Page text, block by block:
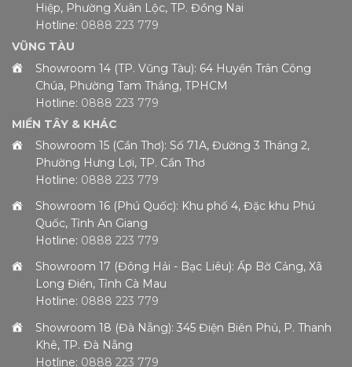
Hiệp, Phường Xuân Lộc, TP. Đồng Nai
Hotline: 0888 223 779
VŨNG TÀU
Showroom 14 (TP. Vũng Tàu): 64 Huyền Trân Công
Chúa, Phường Tam Thắng, TPHCM
Hotline: 0888 223 779
MIỀN TÂY & KHÁC
Showroom 15 (Cần Thơ): Số 71A, Đường 3 Tháng 2,
Phường Hưng Lợi, TP. Cần Thơ
Hotline: 0888 223 779
Showroom 16 (Phú Quốc): Khu phố 4, Đặc khu Phú
Quốc, Tỉnh An Giang
Hotline: 0888 223 779
Showroom 17 (Đông Hải - Bạc Liêu): Ấp Bờ Cảng, Xã
Long Điền, Tỉnh Cà Mau
Hotline: 0888 223 779
Showroom 18 (Đà Nẵng): 345 Điện Biên Phủ, P. Thanh
Khê, TP. Đà Nẵng
Hotline: 0888 223 779